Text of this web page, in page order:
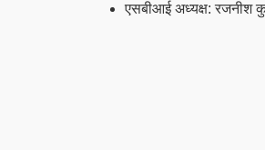
एसबीआई अध्यक्ष: रजनीश